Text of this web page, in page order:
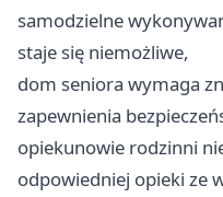
samodzielne
staje się niemożliwe,
dom seniora wymaga
zapewnienia
opiekunowie rodzinni
odpowiedniej opieki ze